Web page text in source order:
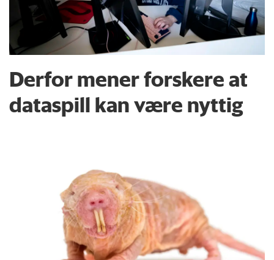
Derfor mener forskere at
dataspill kan være nyttig